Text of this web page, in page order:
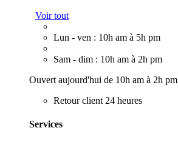
Voir tout
Lun - ven : 10h am à 5h pm
Sam - dim : 10h am à 2h pm
Ouvert aujourd'hui de 10h am à 2h pm
Retour client 24 heures
Services